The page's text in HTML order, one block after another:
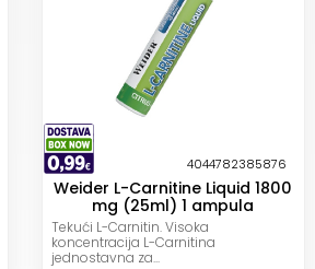
4044782385876
Weider L-Carnitine Liquid 1800
mg (25ml) 1 ampula
Tekući L-Carnitin. Visoka
koncentracija L-Carnitina
jednostavna za...